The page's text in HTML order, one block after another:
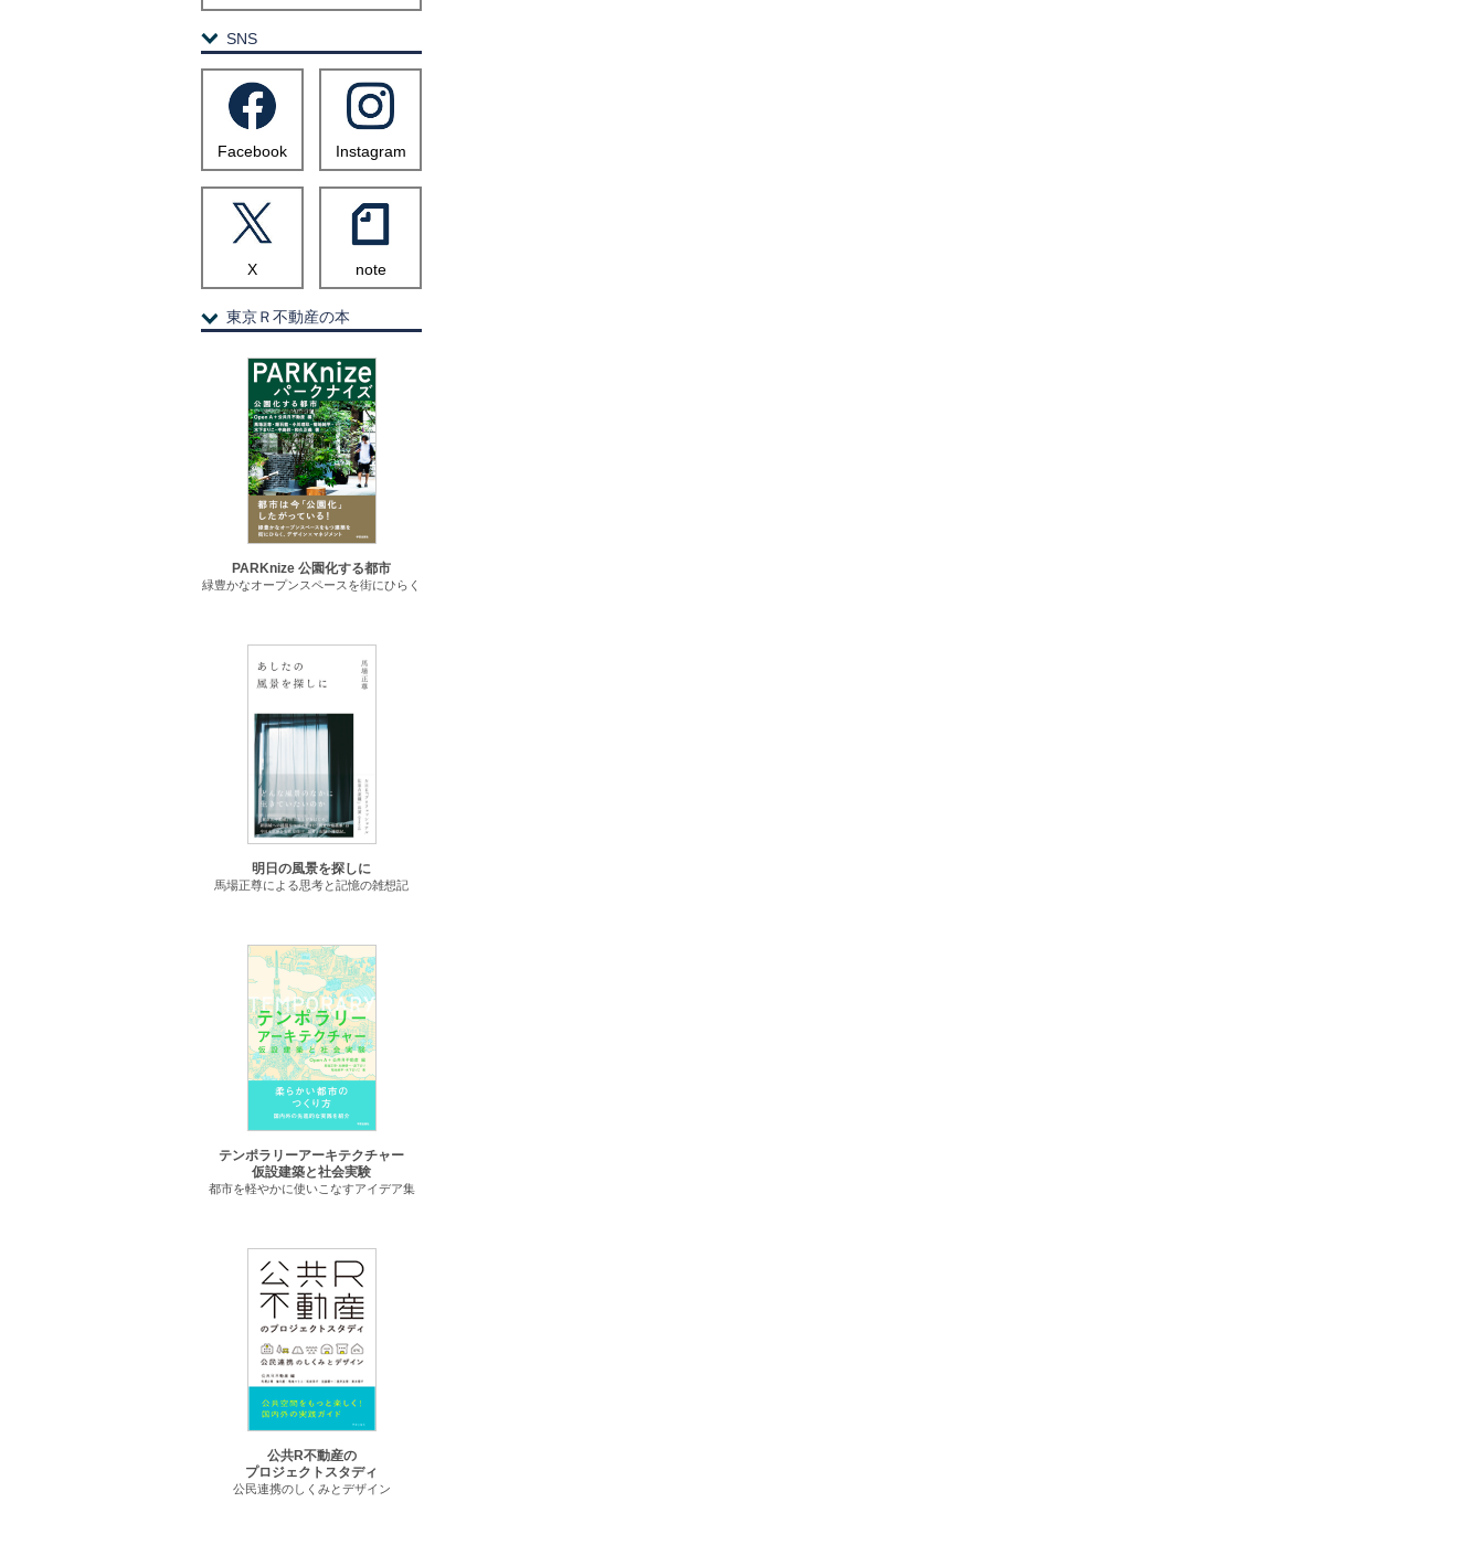
SNS
Facebook Instagram
X note
東京Ｒ不動産の本
PARKnize 公園化する都市
緑豊かなオープンスペースを街にひらく
明日の風景を探しに
馬場正尊による思考と記憶の雑想記
テンポラリーアーキテクチャー
仮設建築と社会実験
都市を軽やかに使いこなすアイデア集
公共R不動産の
プロジェクトスタディ
公民連携のしくみとデザイン